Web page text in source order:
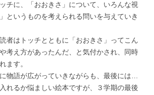
チに、「おおきさ」について、いろんな視
というものを考えられる問いを与えていき
者はトッチとともに「おおきさ」ってこん
考え方があったんだ、と気付かされ、同時
ます。
物語が広がっていきながらも、最後には…
れるか悩ましい絵本ですが、３学期の最後